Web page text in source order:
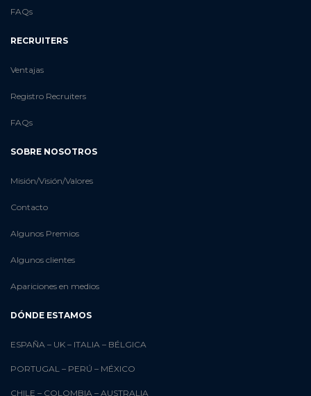
FAQs
RECRUITERS
Ventajas
Registro Recruiters
FAQs
SOBRE NOSOTROS
Misión/Visión/Valores
Contacto
Algunos Premios
Algunos clientes
Apariciones en medios
DÓNDE ESTAMOS
ESPAÑA – UK – ITALIA – BÉLGICA
PORTUGAL – PERÚ – MÉXICO
CHILE – COLOMBIA – AUSTRALIA